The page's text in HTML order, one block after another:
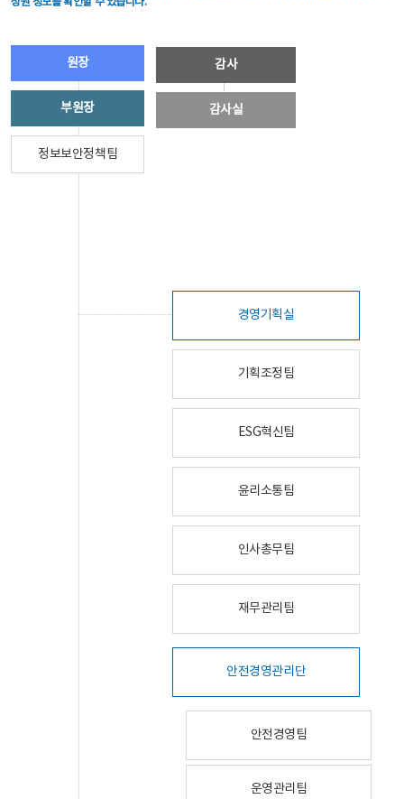
원장
부원장
정보보안정책팀
감사
감사실
경영기획실
기획조정팀
ESG혁신팀
윤리소통팀
인사총무팀
재무관리팀
안전경영관리단
안전경영팀
운영관리팀